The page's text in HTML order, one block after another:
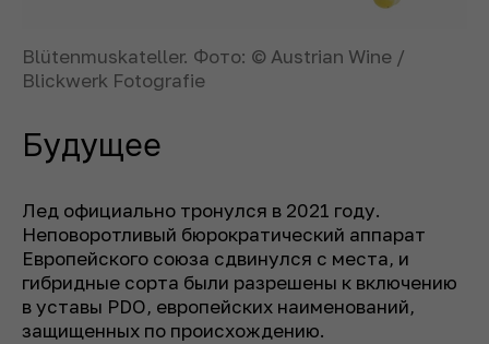
Blütenmuskateller. Фото: © Austrian Wine /
Blickwerk Fotografie
Будущее
Лед официально тронулся в 2021 году.
Неповоротливый бюрократический аппарат
Европейского союза сдвинулся с места, и
гибридные сорта были разрешены к включению
в уставы PDO, европейских наименований,
защищенных по происхождению.